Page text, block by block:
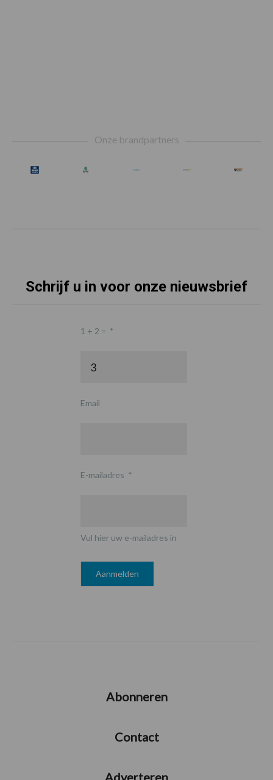
Onze brandpartners
Schrijf u in voor onze nieuwsbrief
1 + 2 = *
Email
E-mailadres *
Vul hier uw e-mailadres in
Abonneren
Contact
Adverteren